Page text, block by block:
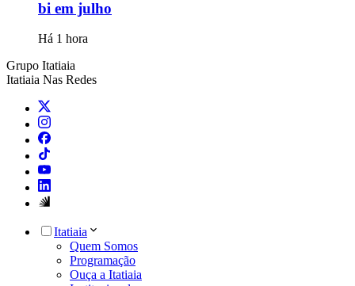
bi em julho
Há 1 hora
Grupo Itatiaia
Itatiaia Nas Redes
Itatiaia
Quem Somos
Programação
Ouça a Itatiaia